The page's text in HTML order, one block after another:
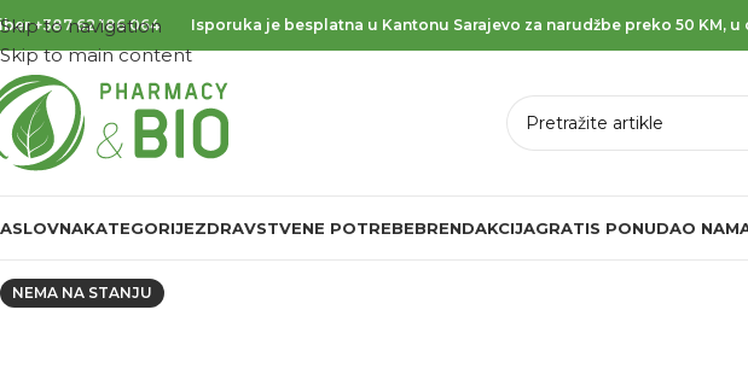
Skip to navigation
Skip to main content
+387 62 186 064 Isporuka je besplatna u Kantonu Sarajevo za narudžbe preko 50 KM,
KATEGORIJEZDRAVSTVENE POTREBEBRENDAKCIJAGRATIS PONUDAO
NEMA NA STANJU